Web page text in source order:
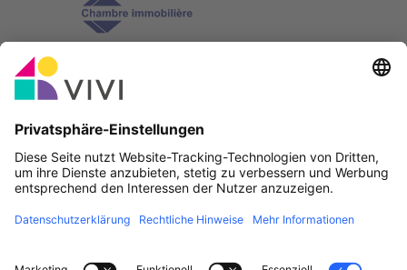
Makler, werdet Mitglied!